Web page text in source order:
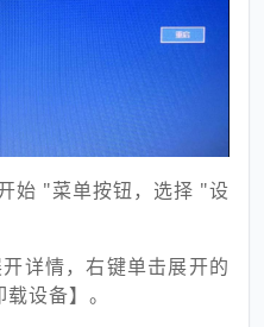
始 "菜单按钮，选择 "设
详情，右键单击展开的
设备】。